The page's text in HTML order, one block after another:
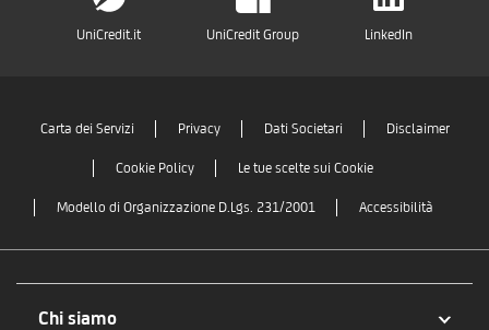
UniCredit.it UniCredit Group LinkedIn
Carta dei Servizi Privacy Dati Societari Disclaimer
Cookie Policy Le tue scelte sui Cookie
Modello di Organizzazione D.Lgs. 231/2001 Accessibilità
Chi siamo